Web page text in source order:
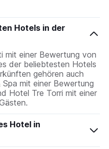
Hotels in der
mit einer Bewertung von
der beliebtesten Hotels
gehören auch
mit einer Bewertung
Hotel Tre Torri mit einer
Hotel in